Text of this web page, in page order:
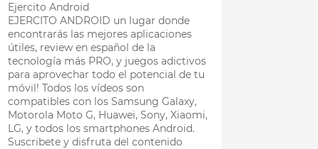
Ejercito Android
EJERCITO ANDROID un lugar donde
encontrarás las mejores aplicaciones
útiles, review en español de la
tecnología más PRO, y juegos adictivos
para aprovechar todo el potencial de tu
móvil! Todos los vídeos son
compatibles con los Samsung Galaxy,
Motorola Moto G, Huawei, Sony, Xiaomi,
LG, y todos los smartphones Android.
Suscribete y disfruta del contenido